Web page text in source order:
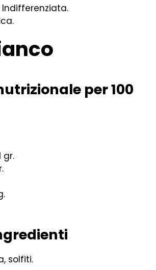
Indifferenziata.
per 100
gr.
solfiti.